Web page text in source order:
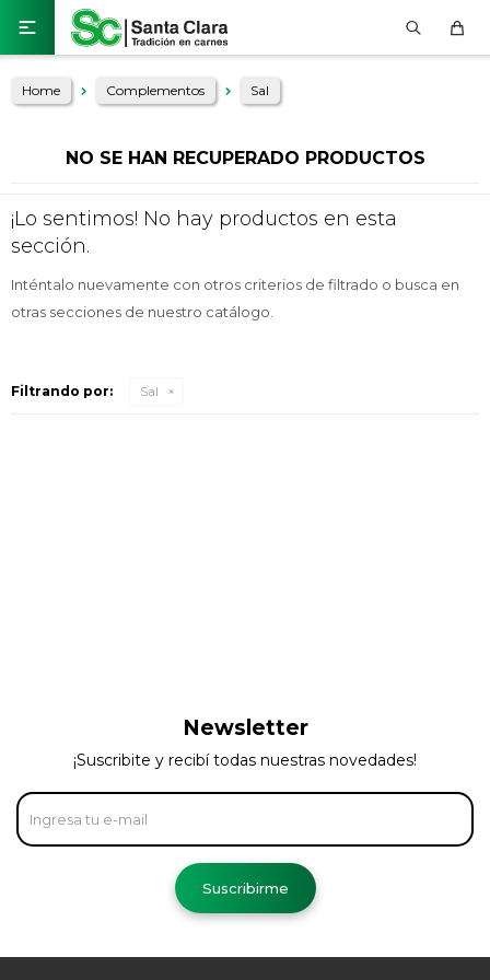

Home Complementos Sal
NO SE HAN RECUPERADO PRODUCTOS
¡Lo sentimos! No hay productos en esta
sección.
Inténtalo nuevamente con otros criterios de filtrado o busca en
otras secciones de nuestro catálogo.
Filtrando por: Sal
Newsletter
¡Suscribite y recibí todas nuestras novedades!
Suscribirme